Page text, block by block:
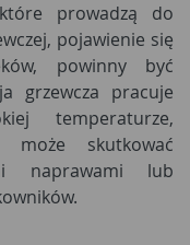
prowadzą do
pojawienie się
powinny być
grzewcza pracuje
temperaturze,
może skutkować
naprawami lub